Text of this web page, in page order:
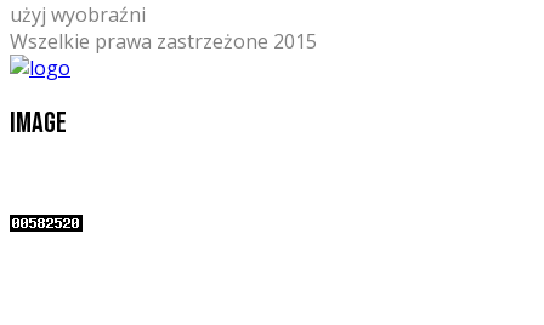
użyj wyobraźni
Wszelkie prawa zastrzeżone 2015
image